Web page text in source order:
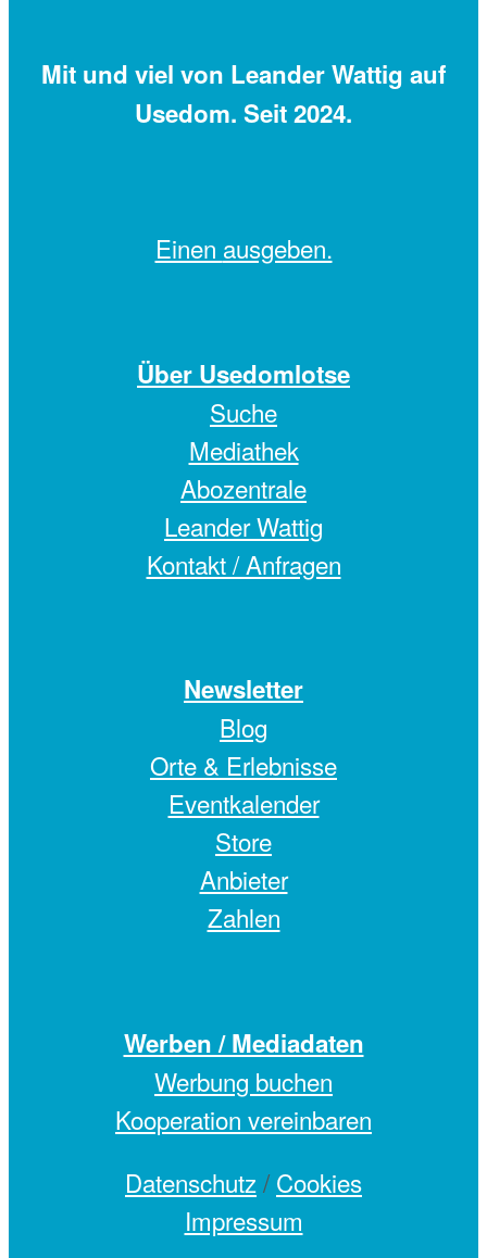
Mit und viel von Leander Wattig auf
Usedom. Seit 2024.
Einen ausgeben.
Über Usedomlotse
Suche
Mediathek
Abozentrale
Leander Wattig
Kontakt / Anfragen
Newsletter
Blog
Orte & Erlebnisse
Eventkalender
Store
Anbieter
Zahlen
Werben / Mediadaten
Werbung buchen
Kooperation vereinbaren
Datenschutz/ Cookies
Impressum